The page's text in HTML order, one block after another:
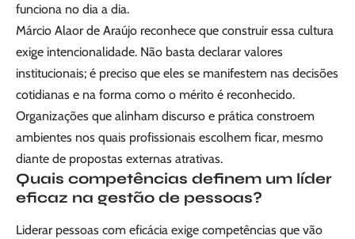
funciona no dia a dia.
Márcio Alaor de Araújo reconhece que construir essa cultura
exige intencionalidade. Não basta declarar valores
institucionais; é preciso que eles se manifestem nas decisões
cotidianas e na forma como o mérito é reconhecido.
Organizações que alinham discurso e prática constroem
ambientes nos quais profissionais escolhem ficar, mesmo
diante de propostas externas atrativas.
Quais competências definem um líder
eficaz na gestão de pessoas?
Liderar pessoas com eficácia exige competências que vão